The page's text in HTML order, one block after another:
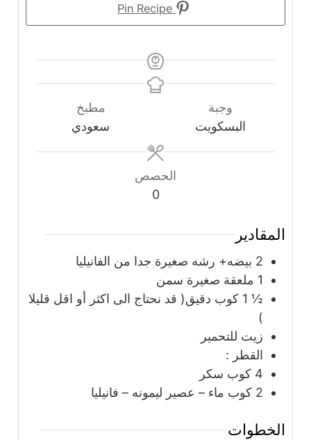
Pin Recipe
وجبة
البسكويت
مطبخ
سعودي
الحصص
0
المقادير
2 بيضه+ رشه صغيرة جدا من الفانيليا
1 ملعقة صغيرة سمن
½ 1
كوب دقيق( قد نحتاج الى اكثر أو اقل قليلا
)
زيت للتحمير
القطر :
4 كوب سكر
2 كوب ماء – عصير ليمونه – فانيليا
الخطوات